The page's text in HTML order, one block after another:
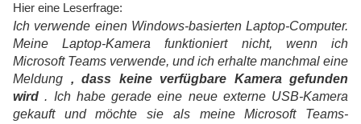
t
i
o
n
Hier eine Leserfrage:
Ich verwende einen Windows-basierten Laptop-Computer.
Meine Laptop-Kamera funktioniert nicht, wenn ich
Microsoft Teams verwende, und ich erhalte manchmal eine
Meldung , dass keine verfügbare Kamera gefunden
wird . Ich habe gerade eine neue externe USB-Kamera
gekauft und möchte sie als meine Microsoft Teams-